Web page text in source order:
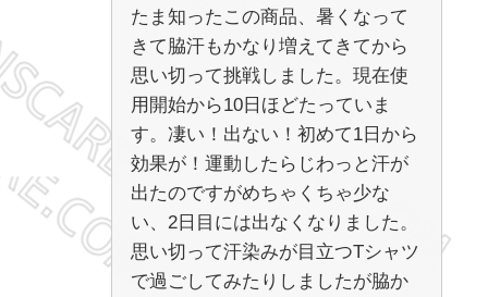
たま知ったこの商品、暑くなって
きて脇汗もかなり増えてきてから
思い切って挑戦しました。現在使
用開始から10日ほどたっていま
す。凄い！出ない！初めて1日から
効果が！運動したらじわっと汗が
出たのですがめちゃくちゃ少な
い、2日目には出なくなりました。
思い切って汗染みが目立つTシャツ
で過ごしてみたりしましたが脇か